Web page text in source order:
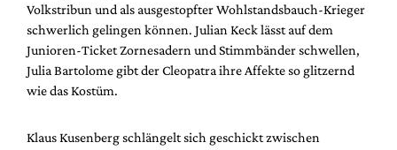
Volkstribun und als ausgestopfter Wohlstandsbauch-Krieger
schwerlich gelingen können. Julian Keck lässt auf dem
Junioren-Ticket Zornesadern und Stimmbänder schwellen,
Julia Bartolome gibt der Cleopatra ihre Affekte so glitzernd
wie das Kostüm.
Klaus Kusenberg schlängelt sich geschickt zwischen